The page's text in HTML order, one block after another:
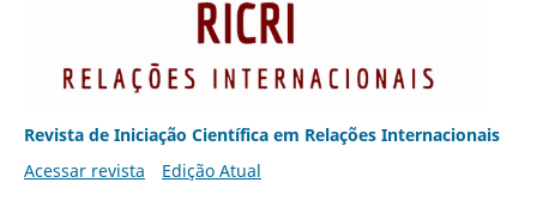
Revista de Iniciação Científica em Relações Internacionais
Acessar revista
Edição Atual